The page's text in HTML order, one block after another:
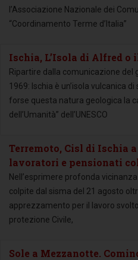
l’Associazione Nazionale dei
“Coordinamento Terme d’Italia”
Ischia, L’Isola di Alfred o
Ripartire dalla comunicazione del
1969: Ischia è un’isola vulcanica
forse questa natura geologica la
dell’Umanità” dell’UNESCO
Terremoto, Cisl di Ischia
lavoratori e pensionati
Nell’esprimere profonda
colpite dal sisma del 21 agosto
apprezzamento per il lavoro
protezione Civile,
Sole a Mezzanotte.